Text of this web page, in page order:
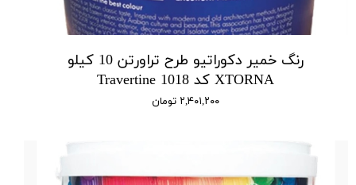
رنگ خمیر دکوراتیو طرح تراورتن 10 کیلو
XTORNA کد 1018 Travertine
۲,۴۰۱,۲۰۰ تومان